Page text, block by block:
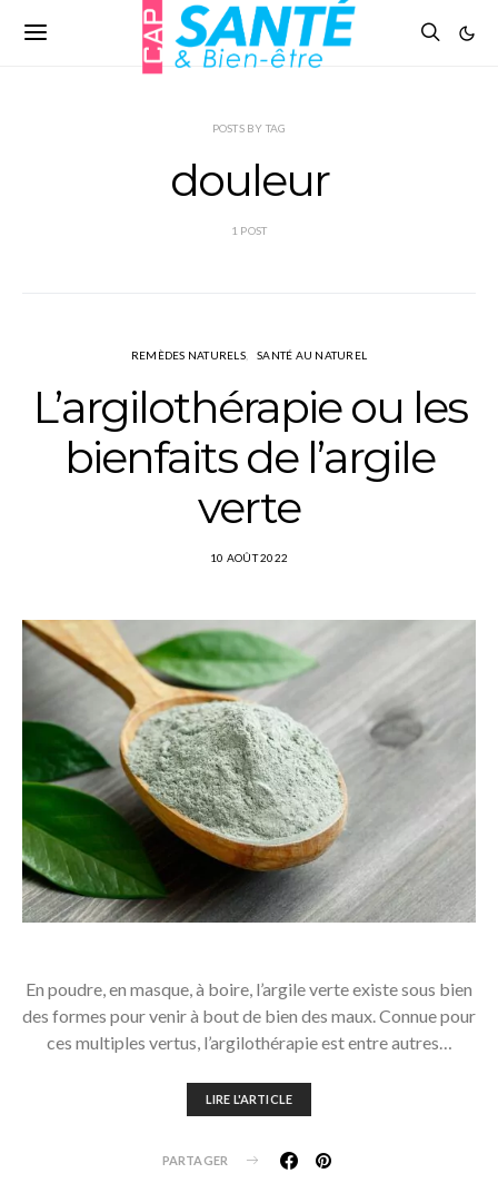
POSTS BY TAG
douleur
1 POST
REMÈDES NATURELS SANTÉ AU NATUREL
L’argilothérapie ou les
bienfaits de l’argile
verte
10 AOÛT 2022
En poudre, en masque, à boire, l’argile verte existe sous bien
des formes pour venir à bout de bien des maux. Connue pour
ces multiples vertus, l’argilothérapie est entre autres…
LIRE L'ARTICLE
PARTAGER